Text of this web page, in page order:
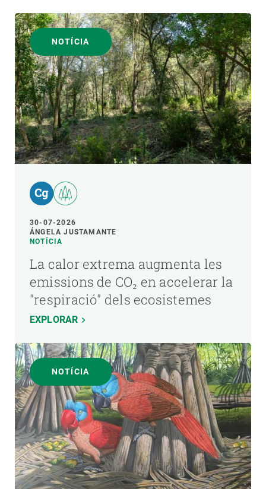
NOTÍCIA
30-07-2026
ÁNGELA JUSTAMANTE
NOTÍCIA
La calor extrema augmenta les
emissions de CO₂ en accelerar la
"respiració" dels ecosistemes
EXPLORAR
NOTÍCIA